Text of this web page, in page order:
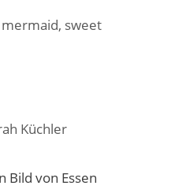
mermaid, sweet
Küchler